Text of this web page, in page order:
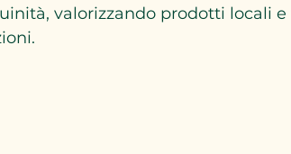
valorizzando prodotti locali